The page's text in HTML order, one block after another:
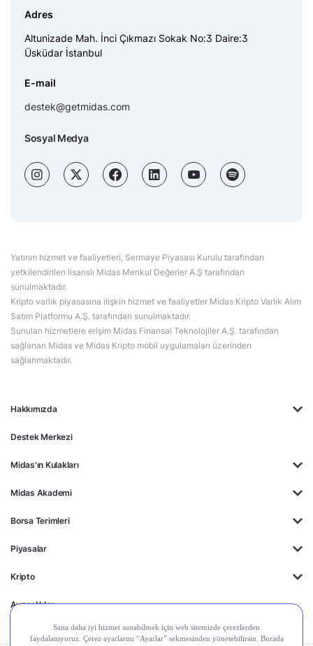
Hakkımızda
Destek Merkezi
Midas'ın Kulakları
Midas Akademi
Borsa Terimleri
Piyasalar
Kripto
Ayrıcalıklar
Adres
Altunizade Mah. İnci Çıkmazı Sokak No:3 Daire:3
Üsküdar İstanbul
E-mail
destek@getmidas.com
Sosyal Medya
Yatırım hizmet ve faaliyetleri, Sermaye Piyasası Kurulu tarafından
yetkilendirilen lisanslı Midas Menkul Değerler A.Ş tarafından
sunulmaktadır.
Kripto varlık piyasasına ilişkin hizmet ve faaliyetler Midas Kripto Varlık Alım
Satım Platformu A.Ş. tarafından sunulmaktadır.
Sunulan hizmetlere erişim Midas Finansal Teknolojiler A.Ş. tarafından
sağlanan Midas ve Midas Kripto mobil uygulamaları üzerinden
sağlanmaktadır.